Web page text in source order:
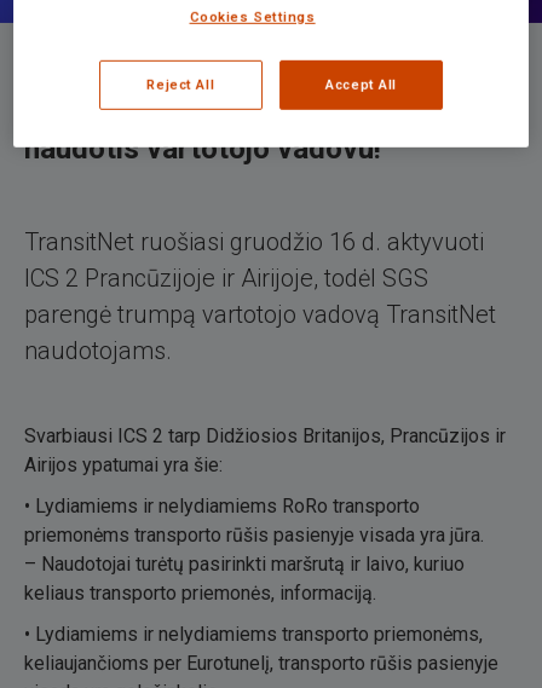
ICS 2 Prancūzija ir Airija. Dabar galite
naudotis vartotojo vadovu!
TransitNet ruošiasi gruodžio 16 d. aktyvuoti
ICS 2 Prancūzijoje ir Airijoje, todėl SGS
parengė trumpą vartotojo vadovą TransitNet
naudotojams.
Svarbiausi ICS 2 tarp Didžiosios Britanijos, Prancūzijos ir
Airijos ypatumai yra šie:
• Lydiamiems ir nelydiamiems RoRo transporto
priemonėms transporto rūšis pasienyje visada yra jūra.
– Naudotojai turėtų pasirinkti maršrutą ir laivo, kuriuo
keliaus transporto priemonės, informaciją.
• Lydiamiems ir nelydiamiems transporto priemonėms,
keliaujančioms per Eurotunelį, transporto rūšis pasienyje
Cookies Settings
Reject All Accept All